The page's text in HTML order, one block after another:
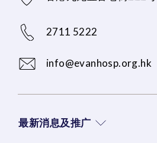
2711 5222
info@evanhosp.org.hk
最新消息及推广